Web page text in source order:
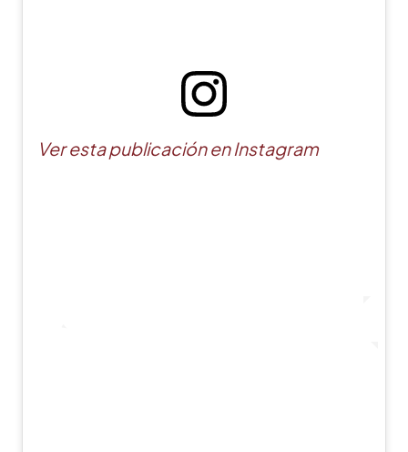
Ver esta publicación en Instagram